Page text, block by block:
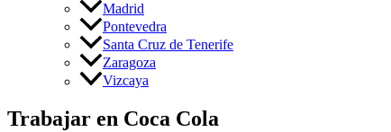
Madrid
Pontevedra
Santa Cruz de Tenerife
Zaragoza
Vizcaya
Trabajar en Coca Cola